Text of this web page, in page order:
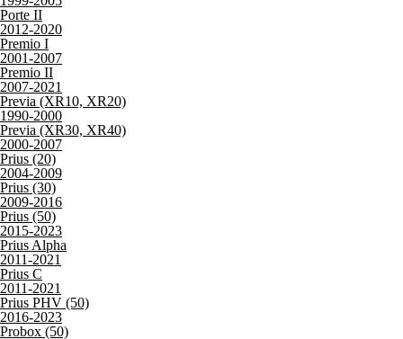
Porte II
2012-2020
Premio I
2001-2007
Premio II
2007-2021
Previa (XR10, XR20)
1990-2000
Previa (XR30, XR40)
2000-2007
Prius (20)
2004-2009
Prius (30)
2009-2016
Prius (50)
2015-2023
Prius Alpha
2011-2021
Prius C
2011-2021
Prius PHV (50)
2016-2023
Probox (50)